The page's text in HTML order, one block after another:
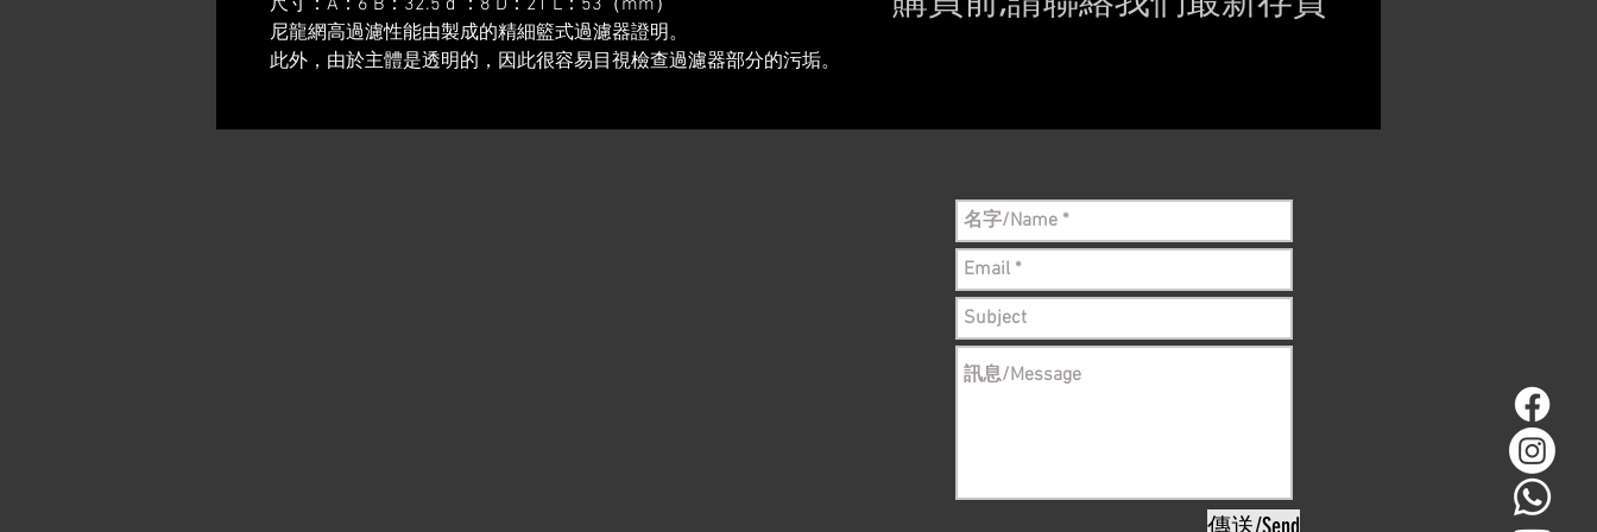
尺寸：A：6 B：32.5 d ：8 D：21 L：53（mm）
尼龍網高過濾性能由製成的精細籃式過濾器證明。
此外，由於主體是透明的，因此很容易目視檢查過濾器部分的污垢。
傳送/Send